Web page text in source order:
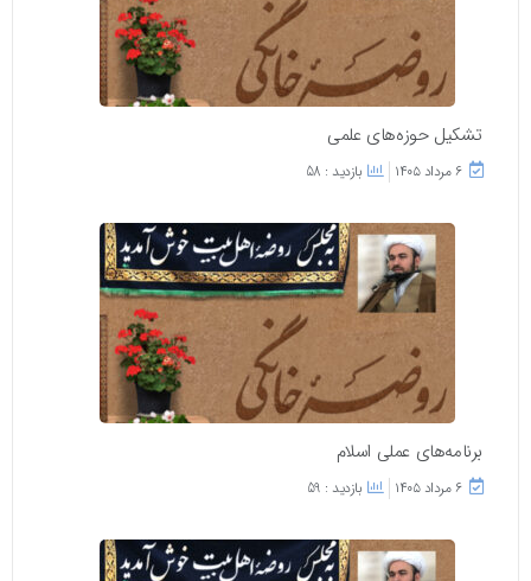
تشکیل حوزه‌های علمی
۶ مرداد ۱۴۰۵ بازدید : 58
برنامه‌های عملی اسلام
۶ مرداد ۱۴۰۵ بازدید : 59